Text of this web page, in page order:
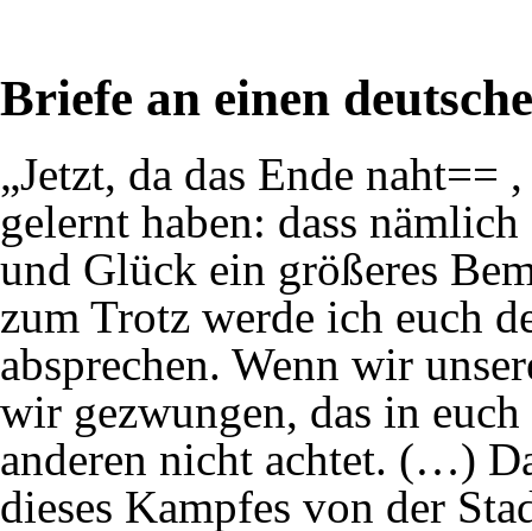
Briefe an einen
„Jetzt, da das Ende naht==
gelernt haben: dass
und Glück ein größeres
zum Trotz werde ich euch
absprechen. Wenn wir
wir gezwungen, das in
anderen nicht achtet. (…)
dieses Kampfes von der